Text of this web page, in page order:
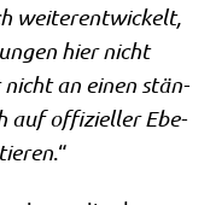
wei­ter­ent­wickelt,
hier nicht
an einen stän­
auf offi­zi­el­ler Ebe­
.“